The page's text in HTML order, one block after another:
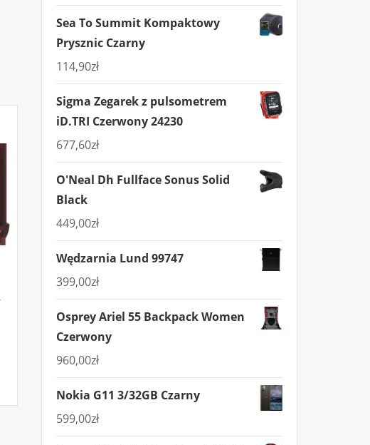
Sea To Summit Kompaktowy
Prysznic Czarny
114,90zł
Sigma Zegarek z pulsometrem
iD.TRI Czerwony 24230
677,60zł
O'Neal Dh Fullface Sonus Solid
Black
449,00zł
Wędzarnia Lund 99747
399,00zł
Osprey Ariel 55 Backpack Women
Czerwony
960,00zł
Nokia G11 3/32GB Czarny
599,00zł